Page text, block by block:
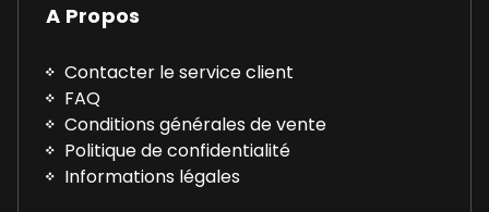
A Propos
Contacter le service client
FAQ
Conditions générales de vente
Politique de confidentialité
Informations légales